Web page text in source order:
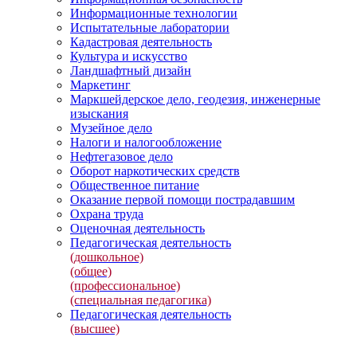
Информационные технологии
Испытательные лаборатории
Кадастровая деятельность
Культура и искусство
Ландшафтный дизайн
Маркетинг
Маркшейдерское дело, геодезия, инженерные
изыскания
Музейное дело
Налоги и налогообложение
Нефтегазовое дело
Оборот наркотических средств
Общественное питание
Оказание первой помощи пострадавшим
Охрана труда
Оценочная деятельность
Педагогическая деятельность
(дошкольное)
(общее)
(профессиональное)
(специальная педагогика)
Педагогическая деятельность
(высшее)